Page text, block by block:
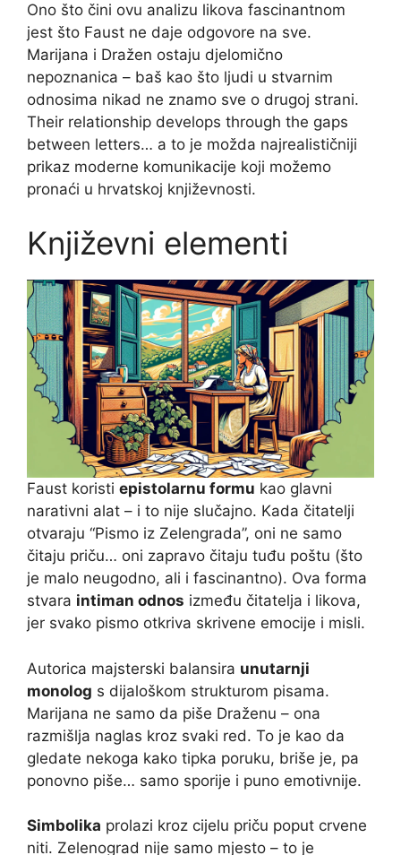
Ono što čini ovu analizu likova fascinantnom
jest što Faust ne daje odgovore na sve.
Marijana i Dražen ostaju djelomično
nepoznanica – baš kao što ljudi u stvarnim
odnosima nikad ne znamo sve o drugoj strani.
Their relationship develops through the gaps
between letters… a to je možda najrealističniji
prikaz moderne komunikacije koji možemo
pronaći u hrvatskoj književnosti.
Književni elementi
Faust koristi epistolarnu formu kao glavni
narativni alat – i to nije slučajno. Kada čitatelji
otvaraju “Pismo iz Zelengrada”, oni ne samo
čitaju priču… oni zapravo čitaju tuđu poštu (što
je malo neugodno, ali i fascinantno). Ova forma
stvara intiman odnos između čitatelja i likova,
jer svako pismo otkriva skrivene emocije i misli.
Autorica majsterski balansira unutarnji
monolog s dijaloškom strukturom pisama.
Marijana ne samo da piše Draženu – ona
razmišlja naglas kroz svaki red. To je kao da
gledate nekoga kako tipka poruku, briše je, pa
ponovno piše… samo sporije i puno emotivnije.
Simbolika prolazi kroz cijelu priču poput crvene
niti. Zelenograd nije samo mjesto – to je